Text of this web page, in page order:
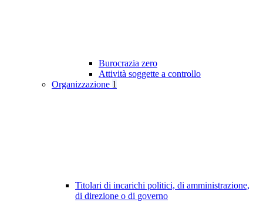
Burocrazia zero
Attività soggette a controllo
Organizzazione 1
Titolari di incarichi politici, di amministrazione,
di direzione o di governo